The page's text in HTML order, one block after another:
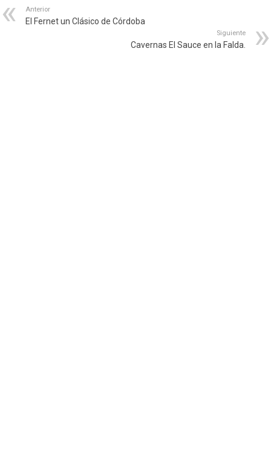
Anterior
El Fernet un Clásico de Córdoba
Siguiente
Cavernas El Sauce en la Falda.